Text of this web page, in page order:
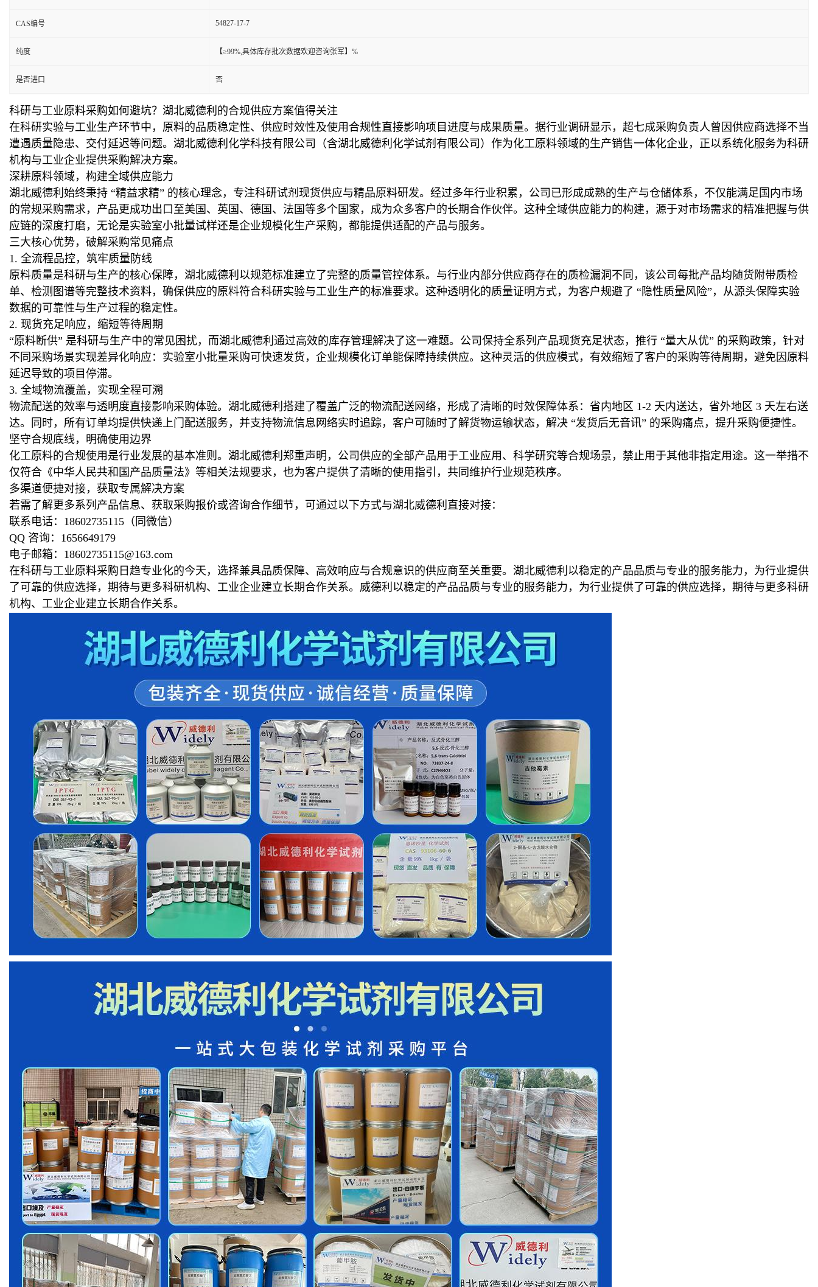
CAS编号 54827-17-7
纯度 【≥99%,具体库存批次数据欢迎咨询张军】%
是否进口 否
科研与工业原料采购如何避坑？湖北威德利的合规供应方案值得关注
在科研实验与工业生产环节中，原料的品质稳定性、供应时效性及使用合规性直接影响项目进度与成果质量。据行业调研显示，超七成采购负责人曾因供应商选择不当
遭遇质量隐患、交付延迟等问题。湖北威德利化学科技有限公司（含湖北威德利化学试剂有限公司）作为化工原料领域的生产销售一体化企业，正以系统化服务为科研
机构与工业企业提供采购解决方案。
深耕原料领域，构建全域供应能力
湖北威德利始终秉持 “精益求精” 的核心理念，专注科研试剂现货供应与精品原料研发。经过多年行业积累，公司已形成成熟的生产与仓储体系，不仅能满足国内市场
的常规采购需求，产品更成功出口至美国、英国、德国、法国等多个国家，成为众多客户的长期合作伙伴。这种全域供应能力的构建，源于对市场需求的精准把握与供
应链的深度打磨，无论是实验室小批量试样还是企业规模化生产采购，都能提供适配的产品与服务。
三大核心优势，破解采购常见痛点
1. 全流程品控，筑牢质量防线
原料质量是科研与生产的核心保障，湖北威德利以规范标准建立了完整的质量管控体系。与行业内部分供应商存在的质检漏洞不同，该公司每批产品均随货附带质检
单、检测图谱等完整技术资料，确保供应的原料符合科研实验与工业生产的标准要求。这种透明化的质量证明方式，为客户规避了 “隐性质量风险”，从源头保障实验
数据的可靠性与生产过程的稳定性。
2. 现货充足响应，缩短等待周期
“原料断供” 是科研与生产中的常见困扰，而湖北威德利通过高效的库存管理解决了这一难题。公司保持全系列产品现货充足状态，推行 “量大从优” 的采购政策，针对
不同采购场景实现差异化响应：实验室小批量采购可快速发货，企业规模化订单能保障持续供应。这种灵活的供应模式，有效缩短了客户的采购等待周期，避免因原料
延迟导致的项目停滞。
3. 全域物流覆盖，实现全程可溯
物流配送的效率与透明度直接影响采购体验。湖北威德利搭建了覆盖广泛的物流配送网络，形成了清晰的时效保障体系：省内地区 1-2 天内送达，省外地区 3 天左右送
达。同时，所有订单均提供快递上门配送服务，并支持物流信息网络实时追踪，客户可随时了解货物运输状态，解决 “发货后无音讯” 的采购痛点，提升采购便捷性。
坚守合规底线，明确使用边界
化工原料的合规使用是行业发展的基本准则。湖北威德利郑重声明，公司供应的全部产品用于工业应用、科学研究等合规场景，禁止用于其他非指定用途。这一举措不
仅符合《中华人民共和国产品质量法》等相关法规要求，也为客户提供了清晰的使用指引，共同维护行业规范秩序。
多渠道便捷对接，获取专属解决方案
若需了解更多系列产品信息、获取采购报价或咨询合作细节，可通过以下方式与湖北威德利直接对接：
联系电话：18602735115（同微信）
QQ 咨询：1656649179
电子邮箱：18602735115@163.com
在科研与工业原料采购日趋专业化的今天，选择兼具品质保障、高效响应与合规意识的供应商至关重要。湖北威德利以稳定的产品品质与专业的服务能力，为行业提供
了可靠的供应选择，期待与更多科研机构、工业企业建立长期合作关系。威德利以稳定的产品品质与专业的服务能力，为行业提供了可靠的供应选择，期待与更多科研
机构、工业企业建立长期合作关系。